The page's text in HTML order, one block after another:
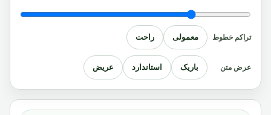
تراکم خطوط معمولی راحت
عرض متن باریک استاندارد عریض